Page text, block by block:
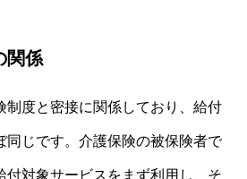
関係
制度と密接に関係しており、給付
同じです。介護保険の被保険者で
付対象サービスをまず利用し、そ